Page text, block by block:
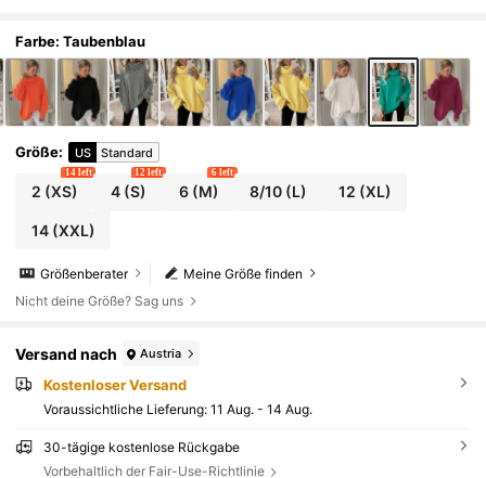
Farbe: Taubenblau
Größe: US Standard
2 (XS)
14 left
4(S)
12 left
6(M)
6 left
8/10 (L) 12 (XL)
14(XXL)
Meine Größe finden
Größenberater
Nicht deine Größe? Sag uns
Versand nach Austria
Kostenloser Versand
Voraussichtliche Lieferung: 11 Aug. - 14 Aug.
30-tägige kostenlose Rückgabe
Vorbehaltlich der Fair-Use-Richtlinie